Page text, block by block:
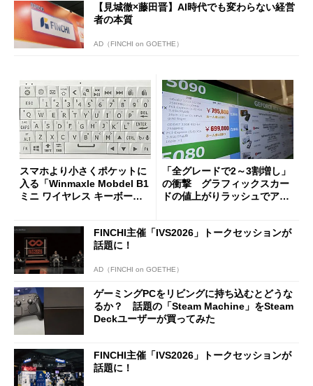
【見城徹×藤田晋】AI時代でも変わらない経営
者の本質
AD（FINCHI on GOETHE）
スマホより小さくポケットに
入る「Winmaxle Mobdel B1
ミニ ワイヤレス キーボー
「全グレードで2～3割増し」
の衝撃 グラフィックスカー
ドの値上がりラッシュでアキ
FINCHI主催「IVS2026」トークセッションが
話題に！
AD（FINCHI on GOETHE）
ゲーミングPCをリビングに持ち込むとどうな
るか？ 話題の「Steam Machine」をSteam
Deckユーザーが買ってみた
FINCHI主催「IVS2026」トークセッションが
話題に！